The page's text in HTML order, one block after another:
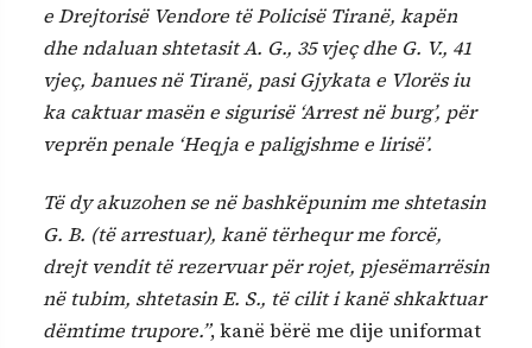
e Drejtorisë Vendore të Policisë Tiranë, kapën
dhe ndaluan shtetasit A. G., 35 vjeç dhe G. V., 41
vjeç, banues në Tiranë, pasi Gjykata e Vlorës iu
ka caktuar masën e sigurisë ‘Arrest në burg’, për
veprën penale ‘Heqja e paligjshme e lirisë’.
Të dy akuzohen se në bashkëpunim me shtetasin
G. B. (të arrestuar), kanë tërhequr me forcë,
drejt vendit të rezervuar për rojet, pjesëmarrësin
në tubim, shtetasin E. S., të cilit i kanë shkaktuar
dëmtime trupore.”, kanë bërë me dije uniformat